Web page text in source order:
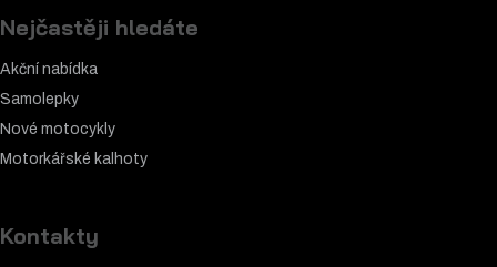
Nejčastěji hledáte
Akční nabídka
Samolepky
Nové motocykly
Motorkářské kalhoty
Kontakty